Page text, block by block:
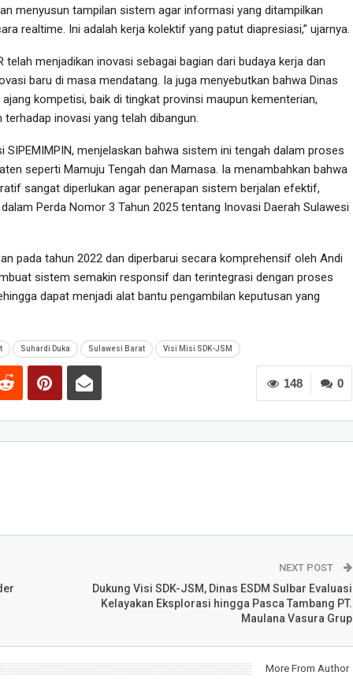
menyusun tampilan sistem agar informasi yang ditampilkan
realtime. Ini adalah kerja kolektif yang patut diapresiasi,” ujarnya.
telah menjadikan inovasi sebagai bagian dari budaya kerja dan
baru di masa mendatang. Ia juga menyebutkan bahwa Dinas
kompetisi, baik di tingkat provinsi maupun kementerian,
inovasi yang telah dibangun.
menjelaskan bahwa sistem ini tengah dalam proses
seperti Mamuju Tengah dan Mamasa. Ia menambahkan bahwa
sangat diperlukan agar penerapan sistem berjalan efektif,
Perda Nomor 3 Tahun 2025 tentang Inovasi Daerah Sulawesi
pada tahun 2022 dan diperbarui secara komprehensif oleh Andi
sistem semakin responsif dan terintegrasi dengan proses
dapat menjadi alat bantu pengambilan keputusan yang
Suhardi Duka Sulawesi Barat Visi Misi SDK-JSM
0
148
NEXT POST
Dukung Visi SDK-JSM, Dinas ESDM Sulbar Evaluasi
Kelayakan Eksplorasi hingga Pasca Tambang PT.
Maulana Vasura Grup
More From Author